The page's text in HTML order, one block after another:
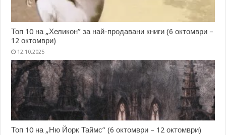
Топ 10 на „Хеликон” за най-продавани книги (6 октомври –
12 октомври)
12.10.2025
Топ 10 на „Ню Йорк Таймс” (6 октомври – 12 октомври)